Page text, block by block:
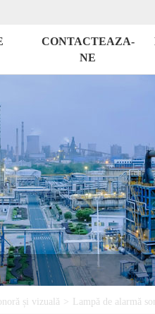
CONTACTEAZA-
NE
și vizuală > Lampă de alarmă